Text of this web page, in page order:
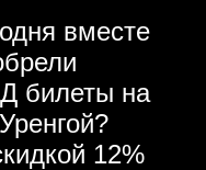
вместе
билеты на
12%